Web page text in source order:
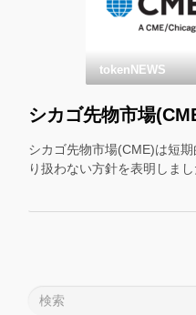
tokenNEWS
シカゴ先物市場(CME)は短
り扱わない方針を表明しま